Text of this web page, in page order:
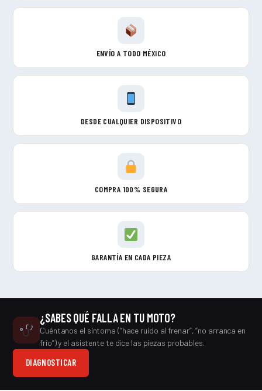
ENVÍO A TODO MÉXICO
DESDE CUALQUIER DISPOSITIVO
COMPRA 100% SEGURA
GARANTÍA EN CADA PIEZA
¿SABES QUÉ FALLA EN TU MOTO?
Cuéntanos el síntoma (“hace ruido al frenar”, “no arranca en
frío”) y el asistente te dice las piezas probables.
DIAGNOSTICAR